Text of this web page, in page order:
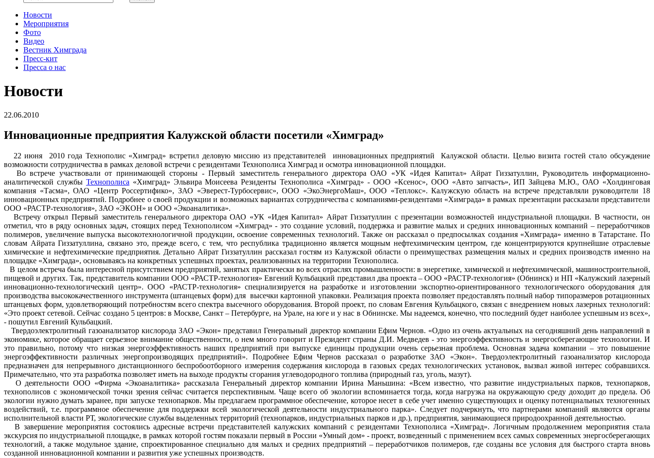
Новости
Мероприятия
Фото
Видео
Вестник Химграда
Пресс-кит
Пресса о нас
Новости
22.06.2010
Инновационные предприятия Калужской области посетили «Химград»
22 июня 2010 года Технополис «Химград» встретил деловую миссию из представителей инновационных предприятий Калужской области. Целью визита гостей стало обсуждение
возможности сотрудничества в рамках деловой встречи с резидентами Технополиса Химград и осмотра инновационной площадки.
Во встрече участвовали от принимающей стороны - Первый заместитель генерального директора ОАО «УК «Идея Капитал» Айрат Гиззатуллин, Руководитель информационно-
аналитической службы Технополиса «Химград» Эльвира Моисеева Резиденты Технополиса «Химград» - ООО «Ксенос», ООО «Авто запчасть», ИП Зайцева М.Ю., ОАО «Холдинговая
компания «Тасма», ОАО «Центр Россертифико», ЗАО «Эверест-Турбосервис», ООО «ЭкоЭнергоМаш», ООО «Теплокс». Калужскую область на встрече представляли руководители 18
инновационных предприятий. Подробнее о своей продукции и возможных вариантах сотрудничества с компаниями-резидентами «Химграда» в рамках презентации рассказали представители
ООО «РАСТР-технология», ЗАО «ЭКОН» и ООО «Экоаналитика».
Встречу открыл Первый заместитель генерального директора ОАО «УК «Идея Капитал» Айрат Гиззатуллин с презентации возможностей индустриальной площадки. В частности, он
отметил, что в ряду основных задач, стоящих перед Технополисом «Химград» - это создание условий, поддержка и развитие малых и средних инновационных компаний – переработчиков
полимеров, увеличение выпуска высокотехнологичной продукции, освоение современных технологий. Также он рассказал о предпосылках создания «Химграда» именно в Татарстане. По
словам Айрата Гиззатуллина, связано это, прежде всего, с тем, что республика традиционно является мощным нефтехимическим центром, где концентрируются крупнейшие отраслевые
химические и нефтехимические предприятия. Детально Айрат Гиззатуллин рассказал гостям из Калужской области о преимуществах размещения малых и средних производств именно на
площадке «Химграда», основываясь на конкретных успешных проектах, реализованных на территории Технополиса.
В целом встреча была интересной присутствием предприятий, занятых практически во всех отраслях промышленности: в энергетике, химической и нефтехимической, машиностроительной,
пищевой и других. Так, представитель компании ООО «РАСТР-технология» Евгений Кульбацкий представил два проекта – ООО «РАСТР-технология» (Обнинск) и НП «Калужский лазерный
инновационно-технологический центр». ООО «РАСТР-технология» специализируется на разработке и изготовлении экспортно-ориентированного технологического оборудования для
производства высококачественного инструмента (штанцевых форм) для высечки картонной упаковки. Реализация проекта позволяет предоставлять полный набор типоразмеров ротационных
штанцевых форм, удовлетворяющий потребностям всего спектра высечного оборудования. Второй проект, по словам Евгения Кульбацкого, связан с внедрением новых лазерных технологий:
«Это проект сетевой. Сейчас создано 5 центров: в Москве, Санкт – Петербурге, на Урале, на юге и у нас в Обнинске. Мы надеемся, конечно, что последний будет наиболее успешным из всех»,
- пошутил Евгений Кульбацкий.
Твердоэлектролитный газоанализатор кислорода ЗАО «Экон» представил Генеральный директор компании Ефим Чернов. «Одно из очень актуальных на сегодняшний день направлений в
экономике, которое обращает серьезное внимание общественности, о нем много говорит и Президент страны Д.И. Медведев - это энергоэффективность и энергосберегающие технологии. И
это правильно, потому что низкая энергоэффективность наших предприятий при выпуске единицы продукции очень серьезная проблема. Основная задача компании – это повышение
энергоэффективности различных энергопроизводящих предприятий». Подробнее Ефим Чернов рассказал о разработке ЗАО «Экон». Твердоэлектролитный газоанализатор кислорода
предназначен для непрерывного дистанционного беспробоотборного измерения содержания кислорода в газовых средах технологических установок, вызвал живой интерес собравшихся.
Примечательно, что эта разработка позволяет иметь на выходе продукты сгорания углеводородного топлива (природный газ, уголь, мазут).
О деятельности ООО «Фирма «Экоаналитика» рассказала Генеральный директор компании Ирина Маньшина: «Всем известно, что развитие индустриальных парков, технопарков,
технополисов с экономической точки зрения сейчас считается перспективным. Чаще всего об экологии вспоминается тогда, когда нагрузка на окружающую среду доходит до предела. Об
экологии нужно думать заранее, при запуске технопарков. Мы предлагаем программное обеспечение, которое несет в себе учет именно существующих и оценку потенциальных техногенных
воздействий, т.е. программное обеспечение для поддержки всей экологической деятельности индустриального парка». Следует подчеркнуть, что партнерами компаний являются органы
исполнительной власти РТ, экологические службы выделенных территорий (технопарков, индустриальных парков и др.), предприятия, занимающиеся природоохранной деятельностью.
В завершение мероприятия состоялись адресные встречи представителей калужских компаний с резидентами Технополиса «Химград». Логичным продолжением мероприятия стала
экскурсия по индустриальной площадке, в рамках которой гостям показали первый в России «Умный дом» - проект, возведенный с применением всех самых современных энергосберегающих
технологий, а также модульное здание, спроектированное специально для малых и средних предприятий – переработчиков полимеров, где созданы все условия для быстрого старта вновь
созданной инновационной компании и развития уже успешных производств.